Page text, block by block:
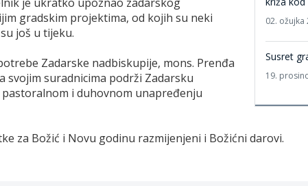
02. ožujka
Susret
19.
gradskim projektima, od kojih su neki
još u tijeku.
Zadarske nadbiskupije, mons. Prenđa
svojim suradnicima podrži Zadarsku
i duhovnom unapređenju
za Božić i Novu godinu razmijenjeni i Božićni darovi.